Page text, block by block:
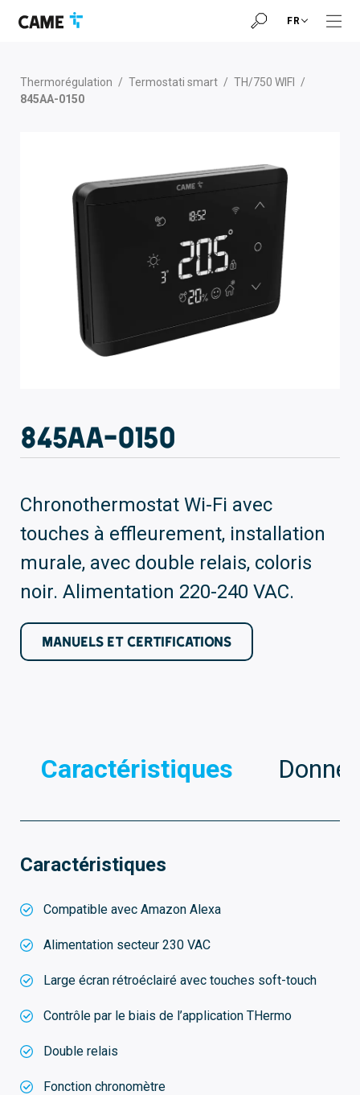
navigation
page
FR
Thermorégulation / Termostati smart / TH/750 WIFI
/
845AA-0150
845AA-0150
Chronothermostat Wi-Fi avec
touches à effleurement, installation
murale, avec double relais, coloris
noir. Alimentation 220-240 VAC.
MANUELS ET CERTIFICATIONS
Caractéristiques
Caractéristiques
Compatible avec Amazon Alexa
Alimentation secteur 230 VAC
Large écran rétroéclairé avec touches soft-touch
Contrôle par le biais de l’application THermo
Double relais
Fonction chronomètre